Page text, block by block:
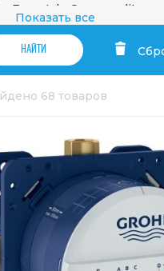
Eurostyle Cosmopolitan
Grandera
Grohtherm 3000
Grohtherm
Plus
Universal
Показать все
68 товаров